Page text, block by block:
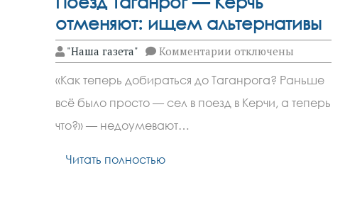
отменяют: ищем альтернативы
"Наша газета" Комментариик
записи
Таганрог
—
Керчь
отключены
«Как теперь добираться до Таганрога? Раньше
всё было просто — сел в поезд в Керчи, а теперь
что?» — недоумевают…
Читать полностью